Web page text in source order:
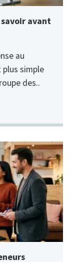
avant
au
plus simple
des..